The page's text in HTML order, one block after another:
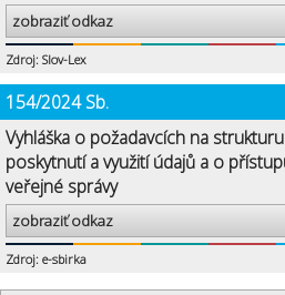
zobraziť odkaz
Zdroj: Slov-Lex
154/2024 Sb.
Vyhláška o požadavcích na
poskytnutí a využití údajů a o
veřejné správy
zobraziť odkaz
Zdroj: e-sbirka